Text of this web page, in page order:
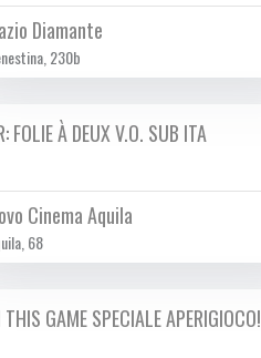
Diamante
230b
02/10 A MER 30/10 2024
FOLIE À DEUX V.O. SUB ITA
Cinema Aquila
68
20/10 2024
THIS GAME SPECIALE APERIGIOCO!